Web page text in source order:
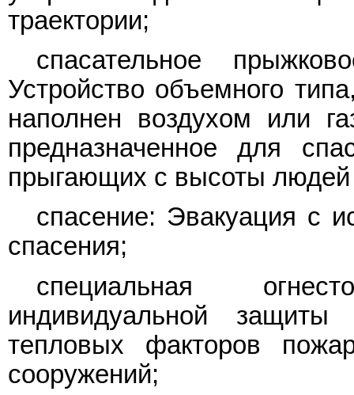
траектории;
спасательное
Устройство объемного
наполнен воздухом или
предназначенное для
прыгающих с высоты людей
спасение: Эвакуация с
спасения;
специальная
индивидуальной
тепловых факторов
сооружений;